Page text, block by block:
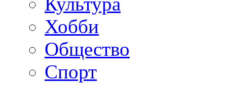
Хобби
Общество
Спорт